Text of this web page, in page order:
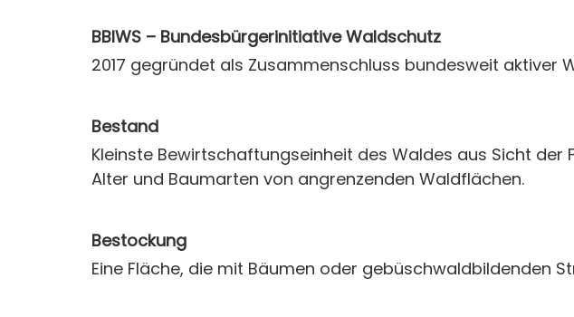
BBIWS – Bundesbürgerinitiative Waldschutz
2017 gegründet als Zusammenschluss bundesweit aktiver
Bestand
Kleinste Bewirtschaftungseinheit des Waldes aus Sicht
Alter und Baumarten von angrenzenden Waldflächen.
Bestockung
Eine Fläche, die mit Bäumen oder gebüschwaldbildenden